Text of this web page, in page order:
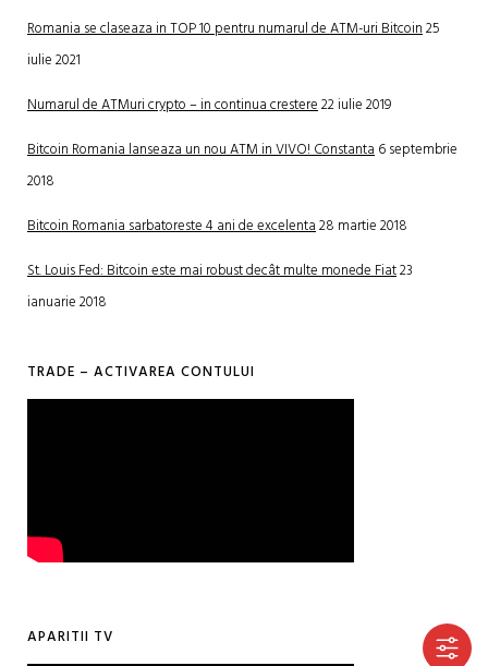
Romania se claseaza in TOP 10 pentru numarul de ATM-uri Bitcoin25
iulie 2021
Numarul de ATMuri crypto – in continua crestere22 iulie 2019
Bitcoin Romania lanseaza un nou ATM in VIVO! Constanta6 septembrie
2018
Bitcoin Romania sarbatoreste 4 ani de excelenta28 martie 2018
St. Louis Fed: Bitcoin este mai robust decât multe monede Fiat23
ianuarie 2018
TRADE – ACTIVAREA CONTULUI
APARITII TV